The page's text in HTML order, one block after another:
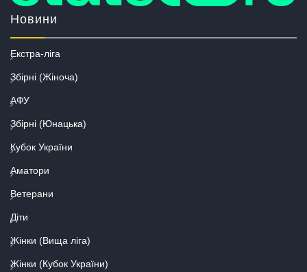
Новини
Екстра-ліга
Збірні (Жіноча)
АФУ
Збірні (Юнацька)
Кубок України
Аматори
Ветерани
Діти
Жінки (Вища ліга)
Жінки (Кубок України)